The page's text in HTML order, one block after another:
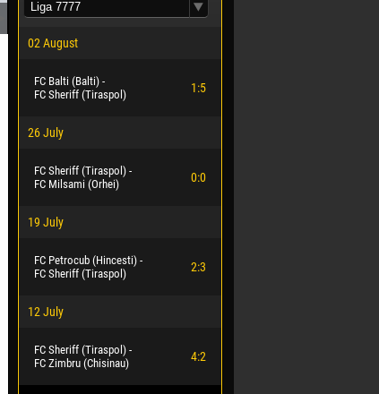
02 August
FC Balti (Balti) -
FC Sheriff (Tiraspol)
1:5
26 July
FC Sheriff (Tiraspol) -
FC Milsami (Orhei)
0:0
19 July
FC Petrocub (Hincesti) -
FC Sheriff (Tiraspol)
2:3
12 July
FC Sheriff (Tiraspol) -
FC Zimbru (Chisinau)
4:2